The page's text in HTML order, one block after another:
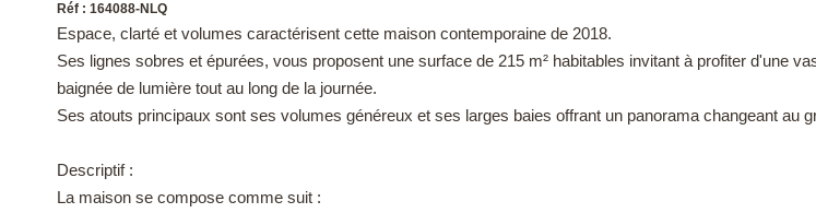
Réf : 164088-NLQ
Espace, clarté et volumes caractérisent cette maison contemporaine de 2018.
Ses lignes sobres et épurées, vous proposent une surface de 215 m² habitables invitant à profiter d'une
baignée de lumière tout au long de la journée.
Ses atouts principaux sont ses volumes généreux et ses larges baies offrant un panorama changeant au
Descriptif :
La maison se compose comme suit :